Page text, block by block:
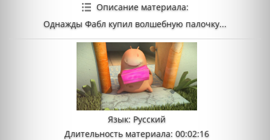
Описание материала:
Однажды Фабл купил волшебную палочку...
Язык: Русский
Длительность материала: 00:02:16